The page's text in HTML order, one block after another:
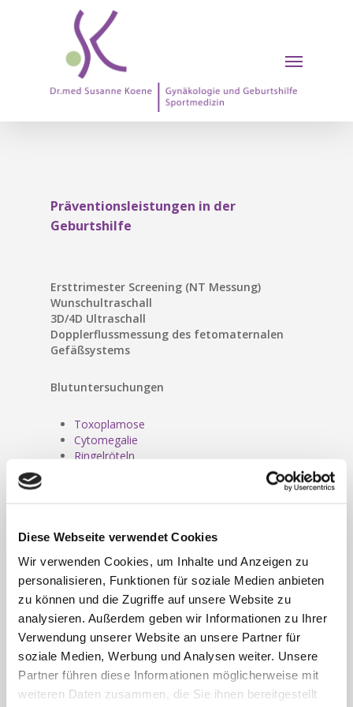
Diese Webseite verwendet Cookies
Wir verwenden Cookies, um Inhalte und Anzeigen zu
personalisieren, Funktionen für soziale Medien anbieten
zu können und die Zugriffe auf unsere Website zu
analysieren. Außerdem geben wir Informationen zu Ihrer
Verwendung unserer Website an unsere Partner für
soziale Medien, Werbung und Analysen weiter. Unsere
Partner führen diese Informationen möglicherweise mit
weiteren Daten zusammen, die Sie ihnen bereitgestellt
Menu
Präventionsleistungen in der
Geburtshilfe
Ersttrimester Screening (NT Messung)
Wunschultraschall
3D/4D Ultraschall
Dopplerflussmessung des fetomaternalen
Gefäßsystems
Blutuntersuchungen
Toxoplamose
Cytomegalie
Ringelröteln